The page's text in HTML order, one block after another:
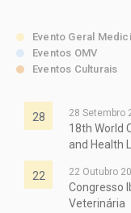
Evento Geral
Eventos OMV
Eventos Culturais
28 28 Setembro
18th World
and Health
22 22 Outubro
Congresso
Veterinária